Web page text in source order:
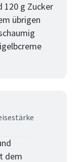
120 g Zucker
übrigen
dem